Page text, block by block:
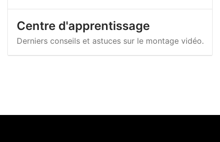
Centre d'apprentissage
Derniers conseils et astuces sur le montage vidéo.